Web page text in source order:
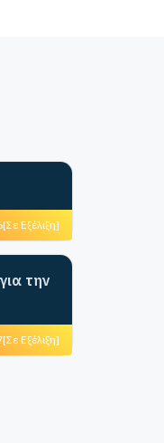
[Σε Εξέλιξη]
την
[Σε Εξέλιξη]